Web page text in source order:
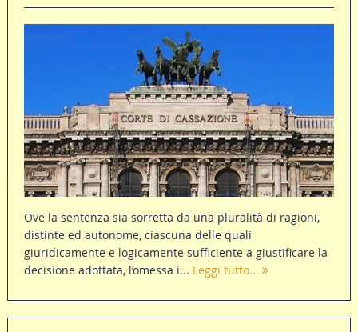
Ove la sentenza sia sorretta da una pluralità di ragioni,
distinte ed autonome, ciascuna delle quali
giuridicamente e logicamente sufficiente a giustificare la
decisione adottata, l’omessa i... Leggi tutto...